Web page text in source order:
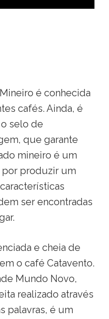
é conhecida
cafés. Ainda, é
selo de
que garante
mineiro é um
produzir um
ser encontradas
e cheia de
o café Catavento.
Mundo Novo,
realizado através
palavras, é um